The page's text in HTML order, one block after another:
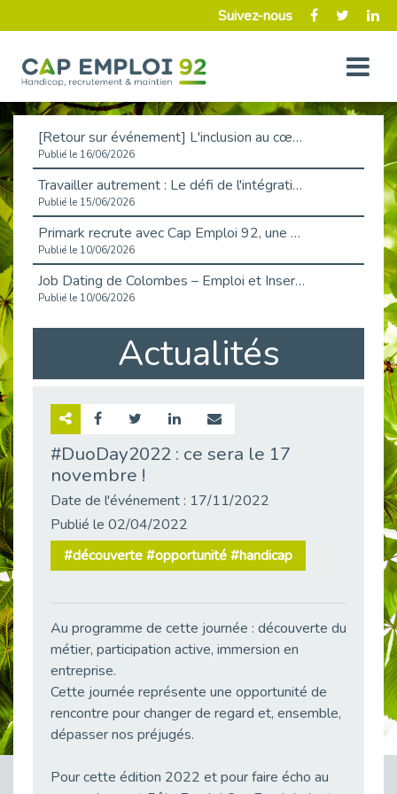
Suivez-nous
[Retour sur événement] L'inclusion au cœur de la Place de l'Emploi à La Défense !
Publié le 16/06/2026
Travailler autrement : Le défi de l'intégration des maladies chroniques en entreprise
Publié le 15/06/2026
Primark recrute avec Cap Emploi 92, une matinée couronnée de succès !
Publié le 10/06/2026
Job Dating de Colombes – Emploi et Insertion
Publié le 10/06/2026
Aborder l'entretien et la situation de handicap en toute confiance
Publié le 09/06/2026
Retour sur l’atelier « Optimiser sa recherche d’emploi »
Publié le 30/05/2026
« Confiance en soi et acceptation du handicap » : un levier puissant vers l’emploi
Publié le 21/05/2026
Publié le 18/05/2026
Fibromyalgie : Quand la douleur invisible s’invite au bureau
Publié le 12/05/2026
Publié le 12/05/2026
Actualités
#DuoDay2022 : ce sera le 17
novembre !
Date de l'événement : 17/11/2022
Publié le 02/04/2022
#découverte #opportunité #handicap
Au programme de cette journée : découverte du
métier, participation active, immersion en
entreprise.
Cette journée représente une opportunité de
rencontre pour changer de regard et, ensemble,
dépasser nos préjugés.
Pour cette édition 2022 et pour faire écho au